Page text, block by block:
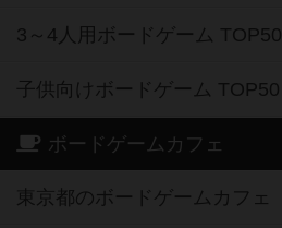
3～4人用ボードゲーム TOP50
子供向けボードゲーム TOP50
ボードゲームカフェ
東京都のボードゲームカフェ